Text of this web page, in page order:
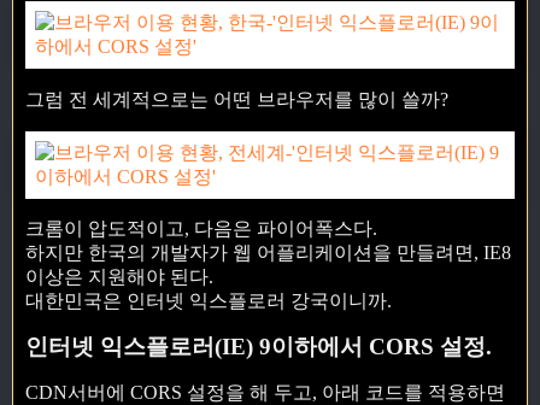
그럼 전 세계적으로는 어떤 브라우저를 많이 쓸까?
크롬이 압도적이고, 다음은 파이어폭스다.
하지만 한국의 개발자가 웹 어플리케이션을 만들려면, IE8
이상은 지원해야 된다.
대한민국은 인터넷 익스플로러 강국이니까.
인터넷 익스플로러(IE) 9이하에서 CORS 설정.
CDN서버에 CORS 설정을 해 두고, 아래 코드를 적용하면